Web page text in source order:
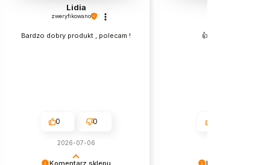
Komentarz sklepu
Lidia
zweryfikowano
Bardzo dobry produkt , polecam !
0 0
2026-07-06
Komentarz sklepu
👍️Świetny preparat